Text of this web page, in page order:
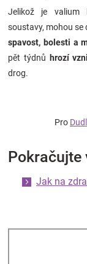
Jelikož je valium
soustavy, mohou se
spavost, bolesti a
pět týdnů hrozí
drog.
Pro
Pokračujte
Jak na